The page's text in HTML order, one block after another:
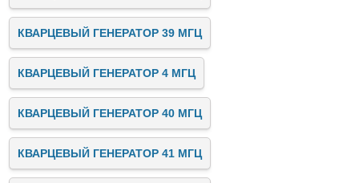
КВАРЦЕВЫЙ ГЕНЕРАТОР 39 МГЦ
КВАРЦЕВЫЙ ГЕНЕРАТОР 4 МГЦ
КВАРЦЕВЫЙ ГЕНЕРАТОР 40 МГЦ
КВАРЦЕВЫЙ ГЕНЕРАТОР 41 МГЦ